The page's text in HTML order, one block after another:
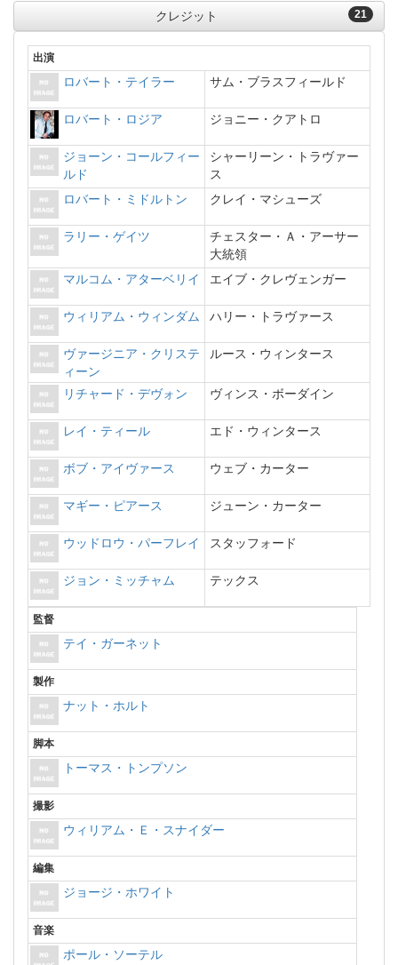
21
クレジット
出演
ロバート・テイラー サム・ブラスフィールド
ロバート・ロジア ジョニー・クアトロ
ジョーン・コールフィー
ルド
シャーリーン・トラヴァー
ス
ロバート・ミドルトン
クレイ・マシューズ
ラリー・ゲイツ
チェスター・Ａ・アーサー
大統領
マルコム・アターベリイ
エイブ・クレヴェンガー
ウィリアム・ウィンダム ハリー・トラヴァース
ヴァージニア・クリステ
ィーン
ルース・ウィンタース
リチャード・デヴォン ヴィンス・ボーダイン
レイ・ティール エド・ウィンタース
ボブ・アイヴァース ウェブ・カーター
マギー・ピアース ジューン・カーター
ウッドロウ・パーフレイ スタッフォード
ジョン・ミッチャム テックス
監督
テイ・ガーネット
製作
ナット・ホルト
脚本
トーマス・トンプソン
撮影
ウィリアム・Ｅ・スナイダー
編集
ジョージ・ホワイト
音楽
ポール・ソーテル